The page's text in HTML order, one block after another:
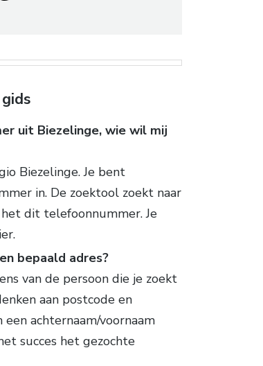
uit Biezelinge, wie wil mij
Biezelinge. Je bent
in. De zoektool zoekt naar
dit telefoonnummer. Je
bepaald adres?
van de persoon die je zoekt
aan postcode en
achternaam/voornaam
succes het gezochte